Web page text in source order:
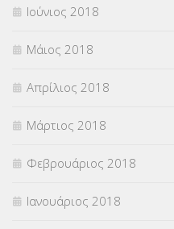
Ιούνιος 2018
Μάιος 2018
Απρίλιος 2018
Μάρτιος 2018
Φεβρουάριος 2018
Ιανουάριος 2018